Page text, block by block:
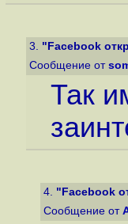
3. "Facebook
Сообщение от
Так
4. "Facebook
Сообщение от